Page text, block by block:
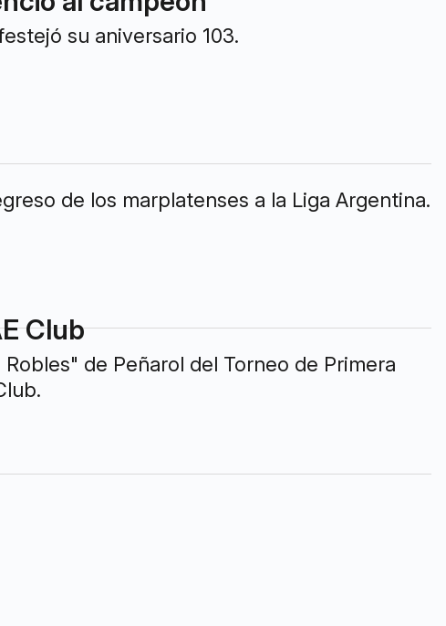
su aniversario 103.
de los marplatenses a la Liga Argentina.
Club
de Peñarol del Torneo de Primera